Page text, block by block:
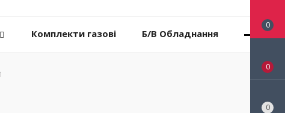
Комплекти газові Б/В Обладнання
0
0
0